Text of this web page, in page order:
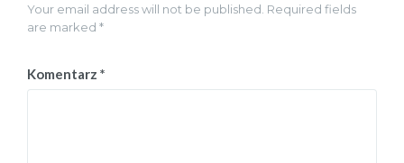
Your email address will not be published. Required fields
are marked *
Komentarz *